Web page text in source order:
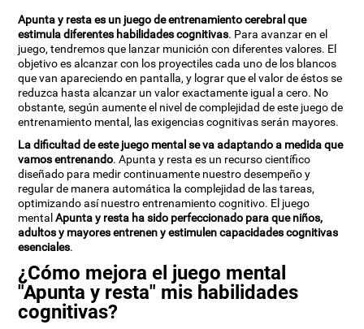
Apunta y resta es un juego de entrenamiento cerebral que
estimula diferentes habilidades cognitivas. Para avanzar en el
juego, tendremos que lanzar munición con diferentes valores. El
objetivo es alcanzar con los proyectiles cada uno de los blancos
que van apareciendo en pantalla, y lograr que el valor de éstos se
reduzca hasta alcanzar un valor exactamente igual a cero. No
obstante, según aumente el nivel de complejidad de este juego de
entrenamiento mental, las exigencias cognitivas serán mayores.
La dificultad de este juego mental se va adaptando a medida que
vamos entrenando. Apunta y resta es un recurso científico
diseñado para medir continuamente nuestro desempeño y
regular de manera automática la complejidad de las tareas,
optimizando así nuestro entrenamiento cognitivo. El juego
mentalApunta y resta ha sido perfeccionado para que niños,
adultos y mayores entrenen y estimulen capacidades cognitivas
esenciales.
¿Cómo mejora el juego mental
"Apunta y resta" mis habilidades
cognitivas?